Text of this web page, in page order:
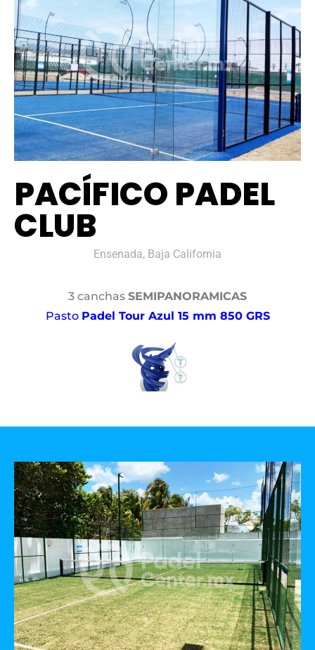
PACÍFICO PADEL
CLUB
Ensenada, Baja California
3 canchas SEMIPANORAMICAS
Pasto Padel Tour Azul 15 mm 850 GRS